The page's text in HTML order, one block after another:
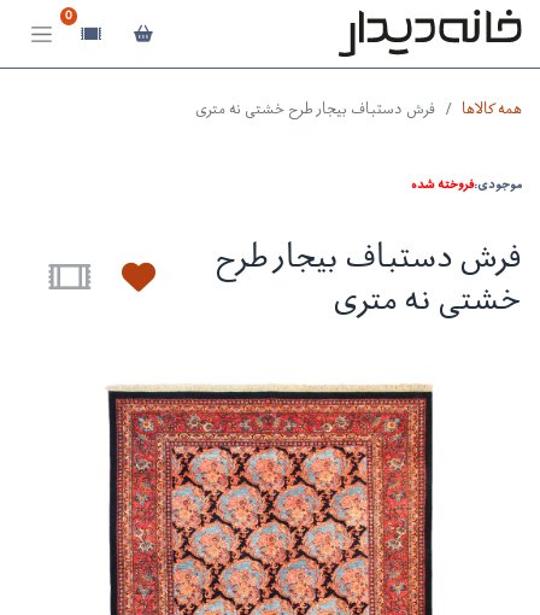
0
همه کالاها فرش دستباف بیجار طرح خشتی نه متری
موجودی:فروخته شده
فرش دستباف بیجار طرح
خشتی نه متری